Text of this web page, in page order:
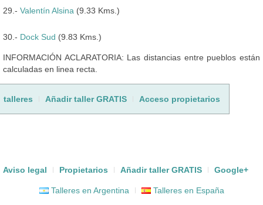
29.- Valentín Alsina (9.33 Kms.)
30.- Dock Sud (9.83 Kms.)
INFORMACIÓN ACLARATORIA: Las distancias entre pueblos están
calculadas en linea recta.
talleres Añadir taller GRATIS Acceso propietarios
Aviso legal Propietarios Añadir taller GRATIS Google+
Talleres en Argentina Talleres en España